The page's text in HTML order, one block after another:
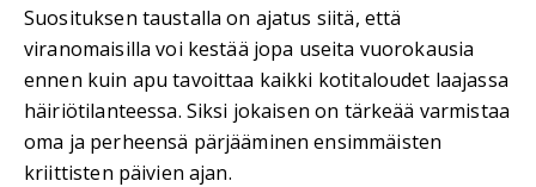
Suosituksen taustalla on ajatus siitä, että
viranomaisilla voi kestää jopa useita vuorokausia
ennen kuin apu tavoittaa kaikki kotitaloudet laajassa
häiriötilanteessa. Siksi jokaisen on tärkeää varmistaa
oma ja perheensä pärjääminen ensimmäisten
kriittisten päivien ajan.